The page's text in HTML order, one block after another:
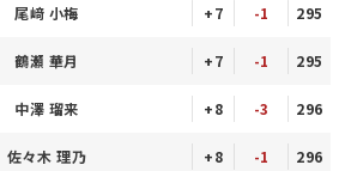
尾﨑 小梅 +7 -1 295
鶴瀬 華月 +7 -1 295
中澤 瑠来 +8 -3 296
佐々木 理乃 +8 -1 296